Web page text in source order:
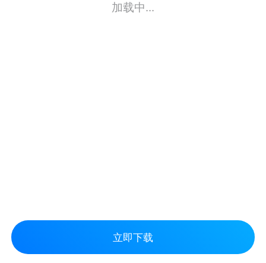
加载中...
立即下载